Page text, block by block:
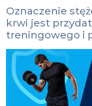
Oznaczenie
krwi jest
treningowego i